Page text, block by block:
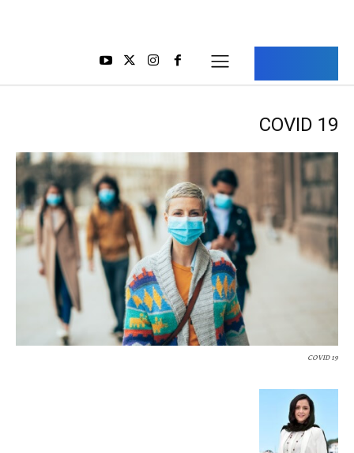
COVID 19
COVID 19